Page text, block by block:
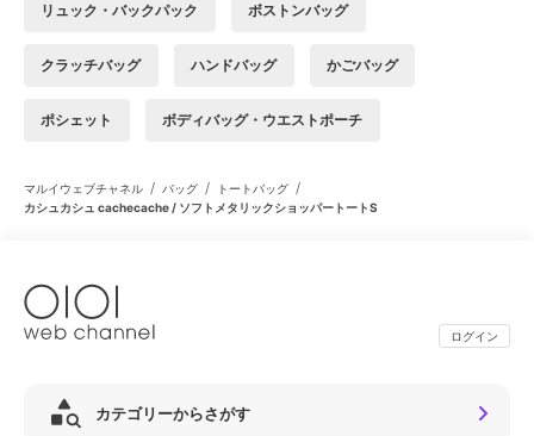
リュック・バックパック ボストンバッグ
クラッチバッグ ハンドバッグ かごバッグ
ポシェット ボディバッグ・ウエストポーチ
マルイウェブチャネル / バッグ / トートバッグ /
カシュカシュ cachecache / ソフトメタリックショッパートートS
ログイン
カテゴリーからさがす